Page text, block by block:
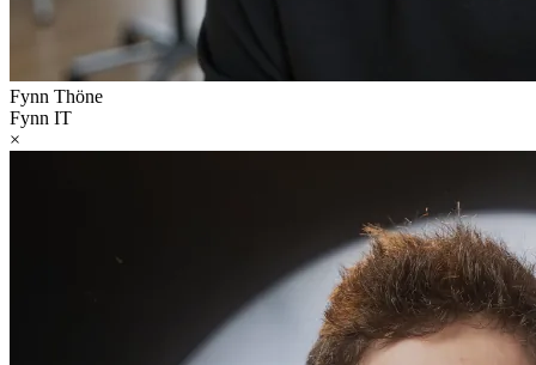
Fynn Thöne
Fynn IT
×